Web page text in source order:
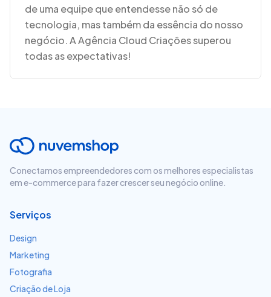
de uma equipe que entendesse não só de
tecnologia, mas também da essência do nosso
negócio. A Agência Cloud Criações superou
todas as expectativas!
Conectamos empreendedores com os melhores especialistas
em e-commerce para fazer crescer seu negócio online.
Serviços
Design
Marketing
Fotografia
Criação de Loja